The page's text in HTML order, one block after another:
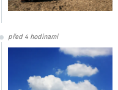
před 4 hodinami